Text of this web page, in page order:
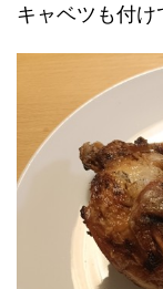
キャベツも付け